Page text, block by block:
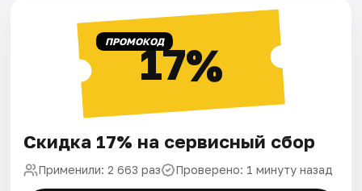
ПРОМОКОД17%
Скидка 17% на сервисный сбор
Применили: 2 663 раз Проверено: 1 минуту назад